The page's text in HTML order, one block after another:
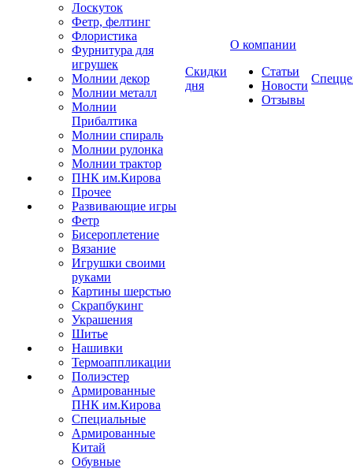
Лоскуток
Фетр, фелтинг
Флористика
Фурнитура для
игрушек
Молнии декор
Молнии металл
Молнии
Прибалтика
Молнии спираль
Молнии рулонка
Молнии трактор
ПНК им.Кирова
Прочее
Развивающие игры
Фетр
Бисероплетение
Вязание
Игрушки своими
руками
Картины шерстью
Скрапбукинг
Украшения
Шитье
Нашивки
Термоаппликации
Полиэстер
Армированные
ПНК им.Кирова
Специальные
Армированные
Китай
Обувные
Скидки
дня
О компании
Статьи
Новости
Отзывы